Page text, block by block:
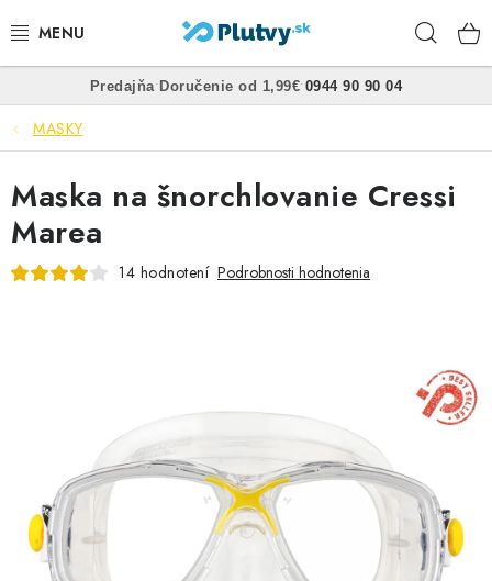
na
PLÁVANIE
ŠNORCHLOVANIE
FREEDIVING
SPEARFISHING
VŠETKO PRE DETI
HRAČKY DO VODY
Predajňa• Doručenie od 1,99€• 0944 90 90 04
MASKY
Maska na šnorchlovanie Cressi
Marea
14 hodnotení Podrobnosti hodnotenia